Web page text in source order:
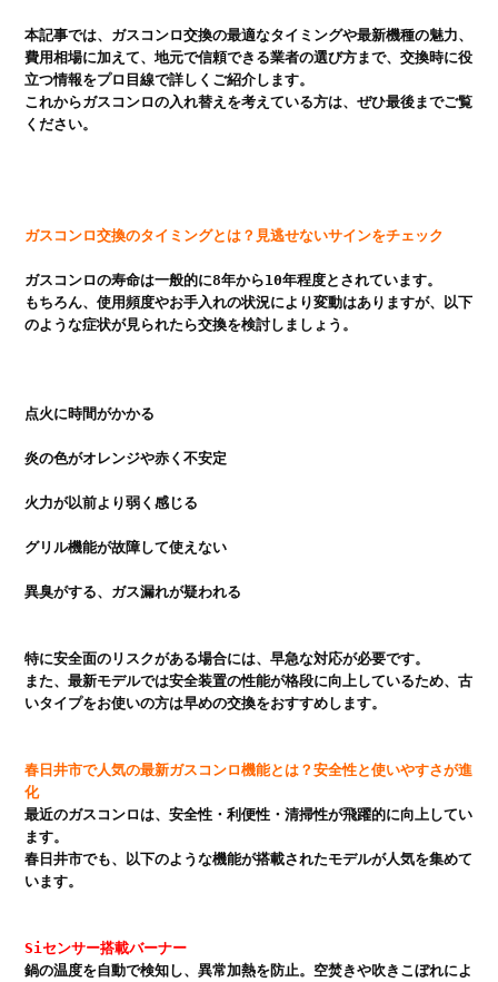
本記事では、ガスコンロ交換の最適なタイミングや最新機種の魅力、
費用相場に加えて、地元で信頼できる業者の選び方まで、交換時に役
立つ情報をプロ目線で詳しくご紹介します。
これからガスコンロの入れ替えを考えている方は、ぜひ最後までご覧
ください。
ガスコンロ交換のタイミングとは？見逃せないサインをチェック
ガスコンロの寿命は一般的に8年から10年程度とされています。
もちろん、使用頻度やお手入れの状況により変動はありますが、以下
のような症状が見られたら交換を検討しましょう。
点火に時間がかかる
炎の色がオレンジや赤く不安定
火力が以前より弱く感じる
グリル機能が故障して使えない
異臭がする、ガス漏れが疑われる
特に安全面のリスクがある場合には、早急な対応が必要です。
また、最新モデルでは安全装置の性能が格段に向上しているため、古
いタイプをお使いの方は早めの交換をおすすめします。
春日井市で人気の最新ガスコンロ機能とは？安全性と使いやすさが進
化
最近のガスコンロは、安全性・利便性・清掃性が飛躍的に向上してい
ます。
春日井市でも、以下のような機能が搭載されたモデルが人気を集めて
います。
Siセンサー搭載バーナー
鍋の温度を自動で検知し、異常加熱を防止。空焚きや吹きこぼれによ